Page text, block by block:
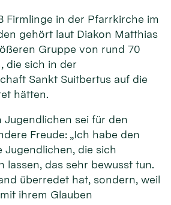
Firmlinge in der Pfarrkirche im
gehört laut Diakon Matthias
Gruppe von rund 70
die sich in der
Sankt Suitbertus auf die
hätten.
Jugendlichen sei für den
Freude: „Ich habe den
Jugendlichen, die sich
lassen, das sehr bewusst tun.
überredet hat, sondern, weil
ihrem Glauben